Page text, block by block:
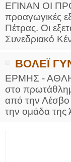
ΕΓΙΝΑΝ ΟΙ
προαγωγικές
Πέτρας. Οι
Συνεδριακό
BOΛΕΪ
ΕΡΜΗΣ -
στο
από την
την ομάδα της